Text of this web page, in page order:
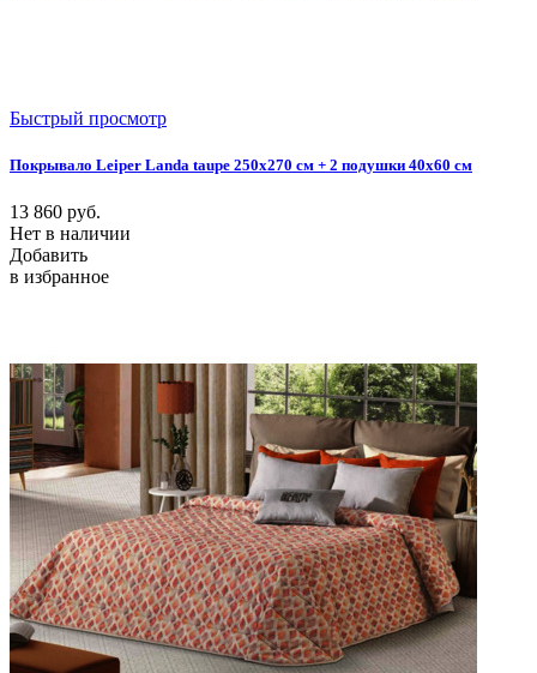
Быстрый просмотр
Покрывало Leiper Landa taupe 250x270 см + 2 подушки 40х60 см
13 860 руб.
Нет в наличии
Добавить
в избранное